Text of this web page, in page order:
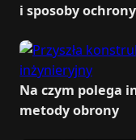
i sposoby ochrony
Na czym polega
metody obrony